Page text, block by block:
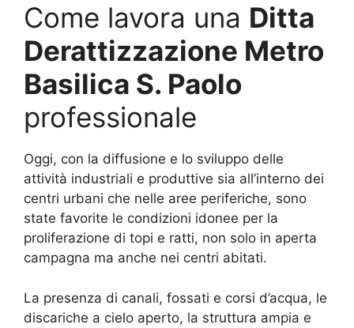
Come lavora una Ditta
Derattizzazione Metro
Basilica S. Paolo
professionale
Oggi, con la diffusione e lo sviluppo delle
attività industriali e produttive sia all’interno dei
centri urbani che nelle aree periferiche, sono
state favorite le condizioni idonee per la
proliferazione di topi e ratti, non solo in aperta
campagna ma anche nei centri abitati.
La presenza di canali, fossati e corsi d’acqua, le
discariche a cielo aperto, la struttura ampia e